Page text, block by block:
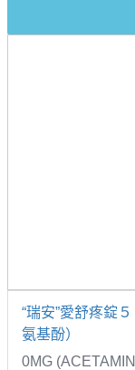
“瑞安”愛舒疼錠
氨基酚）
0MG